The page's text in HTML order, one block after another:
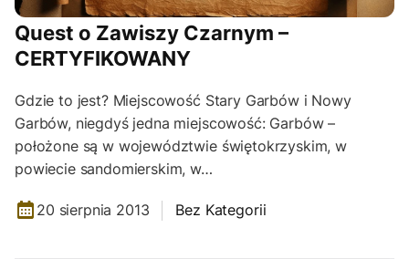
Quest o Zawiszy Czarnym –
CERTYFIKOWANY
Gdzie to jest? Miejscowość Stary Garbów i Nowy
Garbów, niegdyś jedna miejscowość: Garbów –
położone są w województwie świętokrzyskim, w
powiecie sandomierskim, w…
20 sierpnia 2013 Bez Kategorii